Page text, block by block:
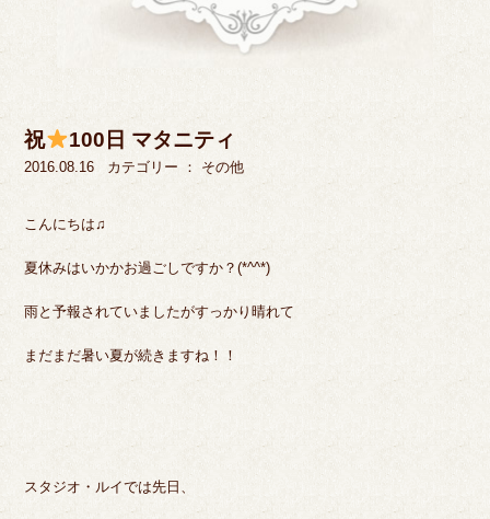
祝 100日 マタニティ
2016.08.16 カテゴリー ： その他
こんにちは♫
夏休みはいかかお過ごしですか？(*^^*)
雨と予報されていましたがすっかり晴れて
まだまだ暑い夏が続きますね！！
スタジオ・ルイでは先日、